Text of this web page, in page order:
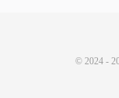
© 2024 -